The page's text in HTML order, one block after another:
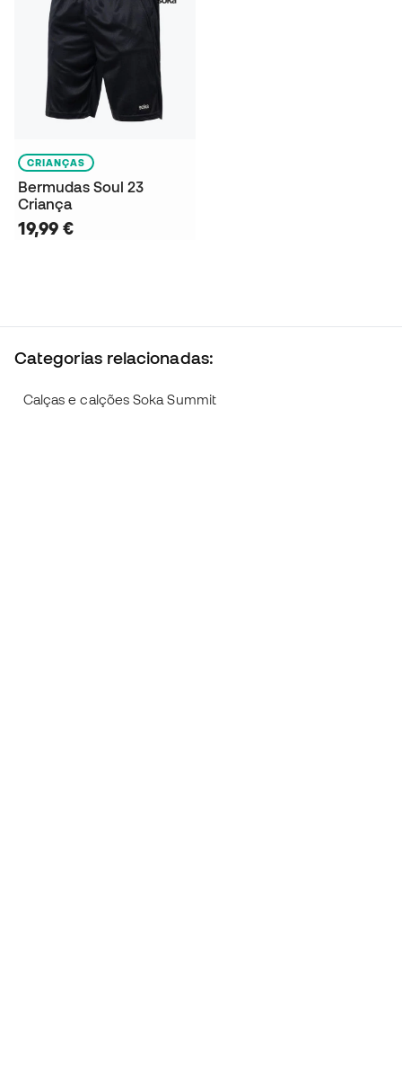
CRIANÇAS
Bermudas Soul 23
Criança
19,99 €
Categorias relacionadas:
Calças e calções Soka Summit